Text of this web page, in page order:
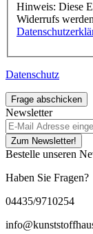
Hinweis: Diese
Widerrufs
Datenschutz
Frage abschicken
Newsletter
Zum Newsletter!
Bestelle unseren
Haben Sie Fragen?
04435/9710254